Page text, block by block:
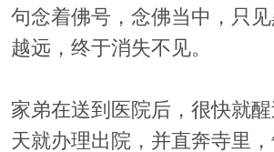
句念着佛号，念佛当中，只
越远，终于消失不见。
家弟在送到医院后，很快就
天就办理出院，并直奔寺里